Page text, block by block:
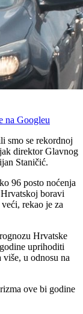
na Googleu
smo se rekordnoj
direktor Glavnog
Staničić.
96 posto noćenja
boravi
rekao je za
Hrvatske
uprihoditi
u odnosu na
ove bi godine